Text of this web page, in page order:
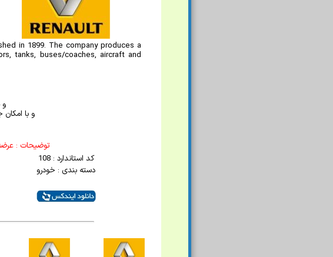
in 1899. The company produces a
tanks, buses/coaches, aircraft and
و
و با
توضيحات :
کد استاندارد : 108
دسته بندی : خودرو